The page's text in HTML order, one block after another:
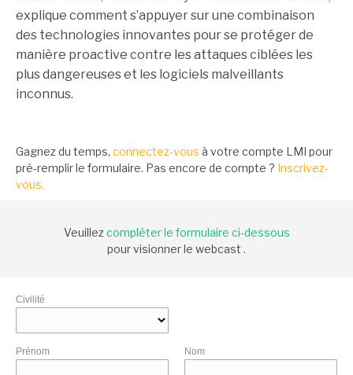
explique comment s’appuyer sur une combinaison
des technologies innovantes pour se protéger de
manière proactive contre les attaques ciblées les
plus dangereuses et les logiciels malveillants
inconnus.
Gagnez du temps, connectez-vous à votre compte LMI pour
pré-remplir le formulaire. Pas encore de compte ? Inscrivez-
vous.
Veuillezcompléter le formulaire ci-dessous
pour visionner le webcast .
Civilité
Prénom Nom